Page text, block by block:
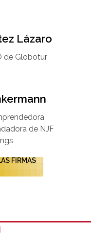
Lázaro
de Globotur​
de NJF
FIRMAS